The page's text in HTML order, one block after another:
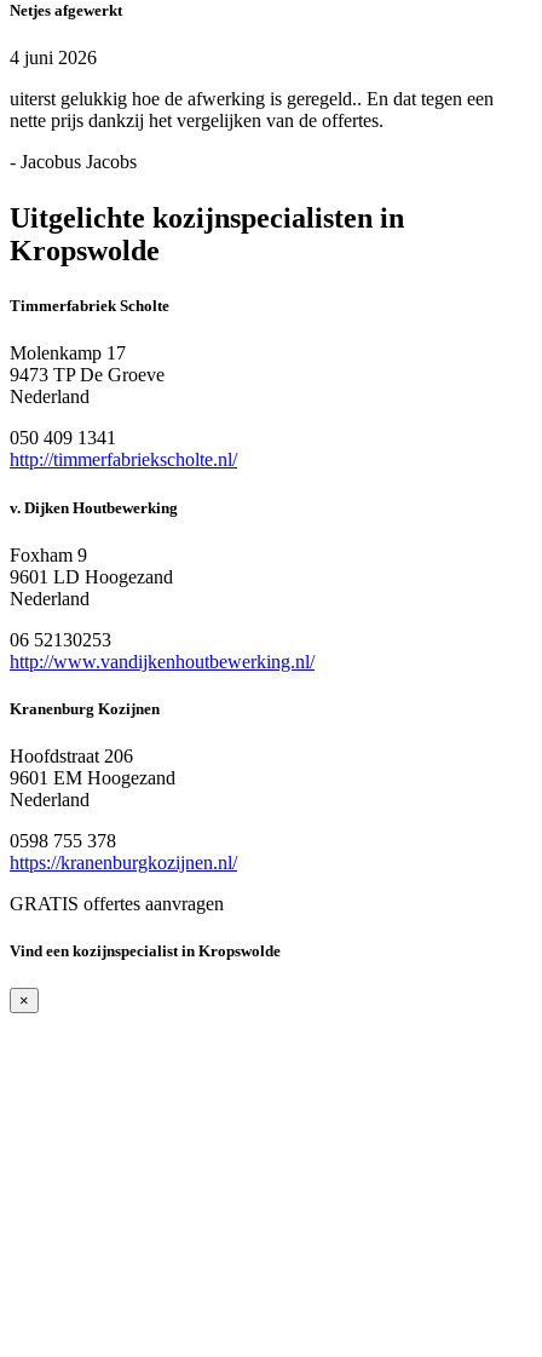
Netjes afgewerkt
4 juni 2026
uiterst gelukkig hoe de afwerking is geregeld.. En dat tegen een
nette prijs dankzij het vergelijken van de offertes.
- Jacobus Jacobs
Uitgelichte kozijnspecialisten in
Kropswolde
Timmerfabriek Scholte
Molenkamp 17
9473 TP De Groeve
Nederland
050 409 1341
http://timmerfabriekscholte.nl/
v. Dijken Houtbewerking
Foxham 9
9601 LD Hoogezand
Nederland
06 52130253
http://www.vandijkenhoutbewerking.nl/
Kranenburg Kozijnen
Hoofdstraat 206
9601 EM Hoogezand
Nederland
0598 755 378
https://kranenburgkozijnen.nl/
GRATIS offertes aanvragen
Vind een kozijnspecialist in Kropswolde
×